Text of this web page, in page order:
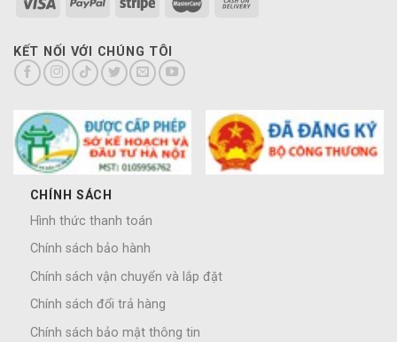
KẾT NỐI VỚI CHÚNG TÔI
CHÍNH SÁCH
Hình thức thanh toán
Chính sách bảo hành
Chính sách vận chuyển và lắp đặt
Chính sách đổi trả hàng
Chính sách bảo mật thông tin